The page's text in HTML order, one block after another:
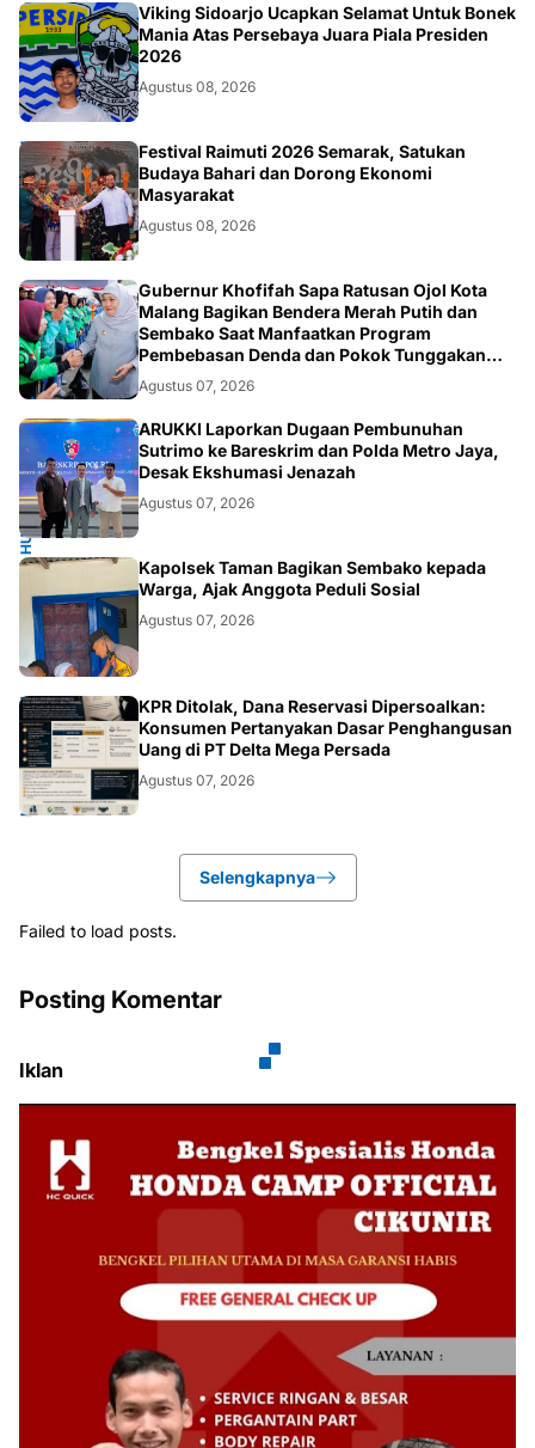
BOLA
Viking Sidoarjo Ucapkan Selamat Untuk Bonek
Mania Atas Persebaya Juara Piala Presiden
2026
Agustus 08, 2026
TNI
Festival Raimuti 2026 Semarak, Satukan
Budaya Bahari dan Dorong Ekonomi
Masyarakat
Agustus 08, 2026
SOSIAL
Gubernur Khofifah Sapa Ratusan Ojol Kota
Malang Bagikan Bendera Merah Putih dan
Sembako Saat Manfaatkan Program
Pembebasan Denda dan Pokok Tunggakan
PKB
Agustus 07, 2026
HUKUM.NASIONAL
ARUKKI Laporkan Dugaan Pembunuhan
Sutrimo ke Bareskrim dan Polda Metro Jaya,
Desak Ekshumasi Jenazah
Agustus 07, 2026
POLRI.SOSIAL
Kapolsek Taman Bagikan Sembako kepada
Warga, Ajak Anggota Peduli Sosial
Agustus 07, 2026
HUKUM.DAERAH
KPR Ditolak, Dana Reservasi Dipersoalkan:
Konsumen Pertanyakan Dasar Penghangusan
Uang di PT Delta Mega Persada
Agustus 07, 2026
Selengkapnya
Failed to load posts.
Posting Komentar
Iklan